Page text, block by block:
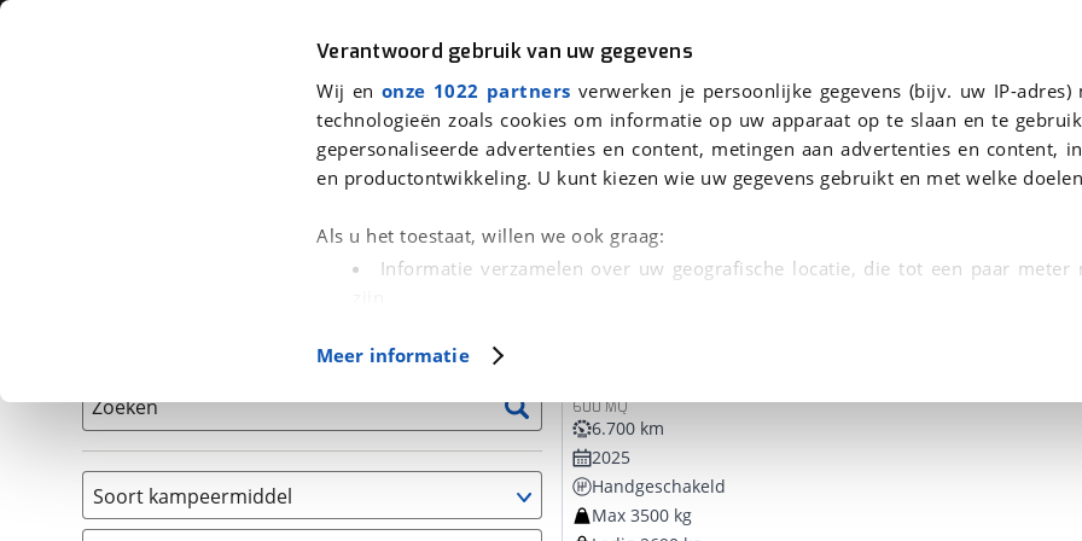
Verantwoord gebruik van uw gegevens
Wij en onze 1022 partners verwerken je persoonlijke gegevens (bijv. uw IP-adres)
technologieën zoals cookies om informatie op uw apparaat op te slaan en te
gepersonaliseerde advertenties en content, metingen aan advertenties en content,
en productontwikkeling. U kunt kiezen wie uw gegevens gebruikt en met welke
Als u het toestaat, willen we ook graag:
Informatie verzamelen over uw geografische locatie, die tot een paar meter
(fingerprinting)
in. U kunt uw toestemming op elk moment wijzigen of
Cookieverklaring.
Met cookies en vergelijkbare technieken zorgen we voor een betere en meer
Functionele cookies zorgen ervoor dat de website goed werkt. Ook gebruiken we
Meer informatie
Auto Fiets Motor
Kampeervoertuigen
We hebben 16 kampeervoertuigen voor je gevonden
Zoeken
Soort kampeermiddel
Camper (16)
600 MQ
6.700 km
2025
Handgeschakeld
Max 3500 kg